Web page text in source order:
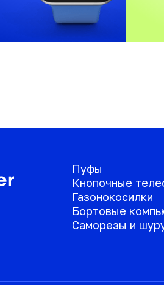
Пуфы
Кнопочные
Газонокосилки
Бортовые
Саморезы и